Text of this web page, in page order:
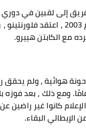
إلى لقبين في دوري
الدوري الإسباني ، لكن مصيره كان مثل كابيلو. بعد
مع الكابتن هييرو.
هوائية ، ولم
مرة أخرى ، أنهى أخيرًا أسوأ أربع سنوات من نتائج نادي
كانوا غير راضين
الإيطالي البقاء.